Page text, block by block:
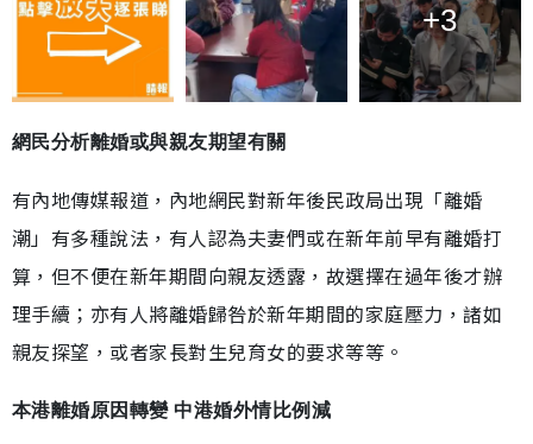
+3
網民分析離婚或與親友期望有關
有內地傳媒報道，內地網民對新年後民政局出現「離婚
潮」有多種說法，有人認為夫妻們或在新年前早有離婚打
算，但不便在新年期間向親友透露，故選擇在過年後才辦
理手續；亦有人將離婚歸咎於新年期間的家庭壓力，諸如
親友探望，或者家長對生兒育女的要求等等。
本港離婚原因轉變 中港婚外情比例減